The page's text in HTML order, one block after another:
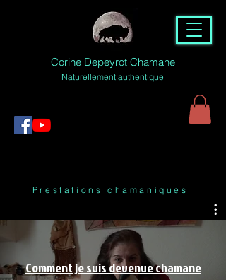
Corine Depeyrot Chamane
Naturellement authentique
Prestations chamaniques
Comment je suis devenue chamane